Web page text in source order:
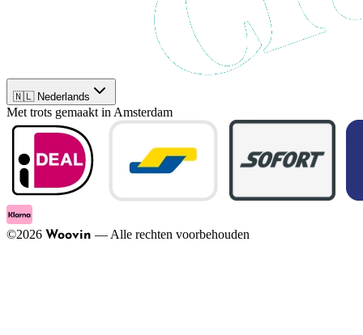
🇳🇱 Nederlands
Met trots gemaakt in Amsterdam
©2026 Woovin — Alle rechten voorbehouden